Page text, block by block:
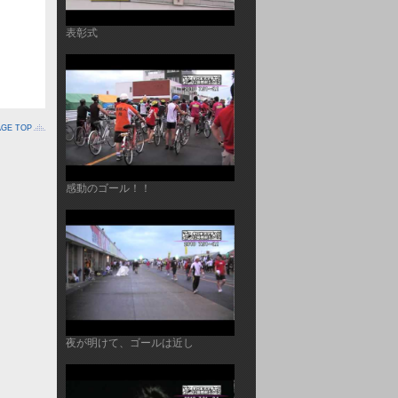
TOP
表彰式
感動のゴール！！
夜が明けて、ゴールは近し